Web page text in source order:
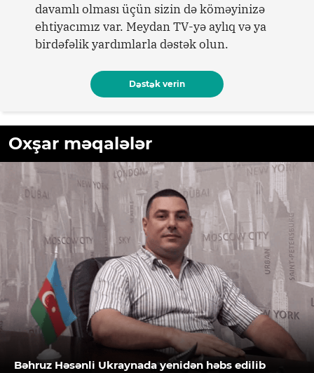
davamlı olması üçün sizin də köməyinizə
ehtiyacımız var. Meydan TV-yə aylıq və ya
birdəfəlik yardımlarla dəstək olun.
Dəstək verin
Oxşar məqalələr
Bəhruz Həsənli Ukraynada yenidən həbs edilib